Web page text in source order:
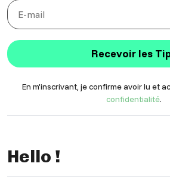
Recevoir les
En m’inscrivant, je confirme avoir lu et
confidentialité.
Hello !